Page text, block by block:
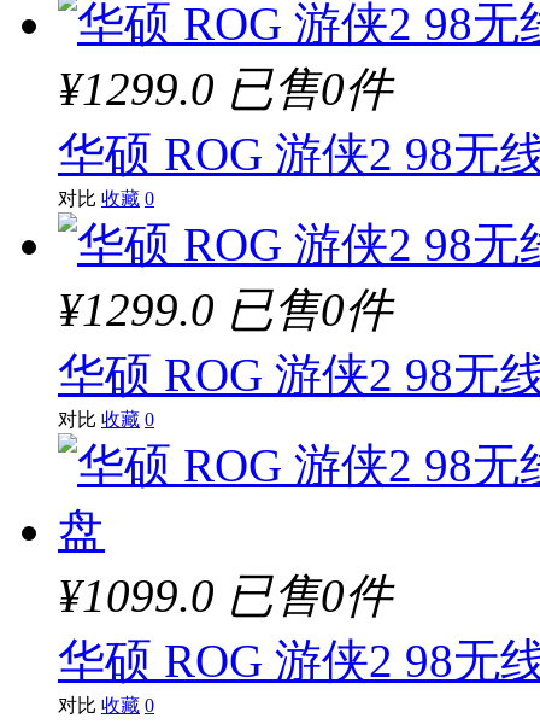
¥1299.0 已售0件
华硕 ROG 游侠2 98无
对比 收藏 0
¥1299.0 已售0件
华硕 ROG 游侠2 98无
对比 收藏 0
¥1099.0 已售0件
华硕 ROG 游侠2 98无
对比 收藏 0